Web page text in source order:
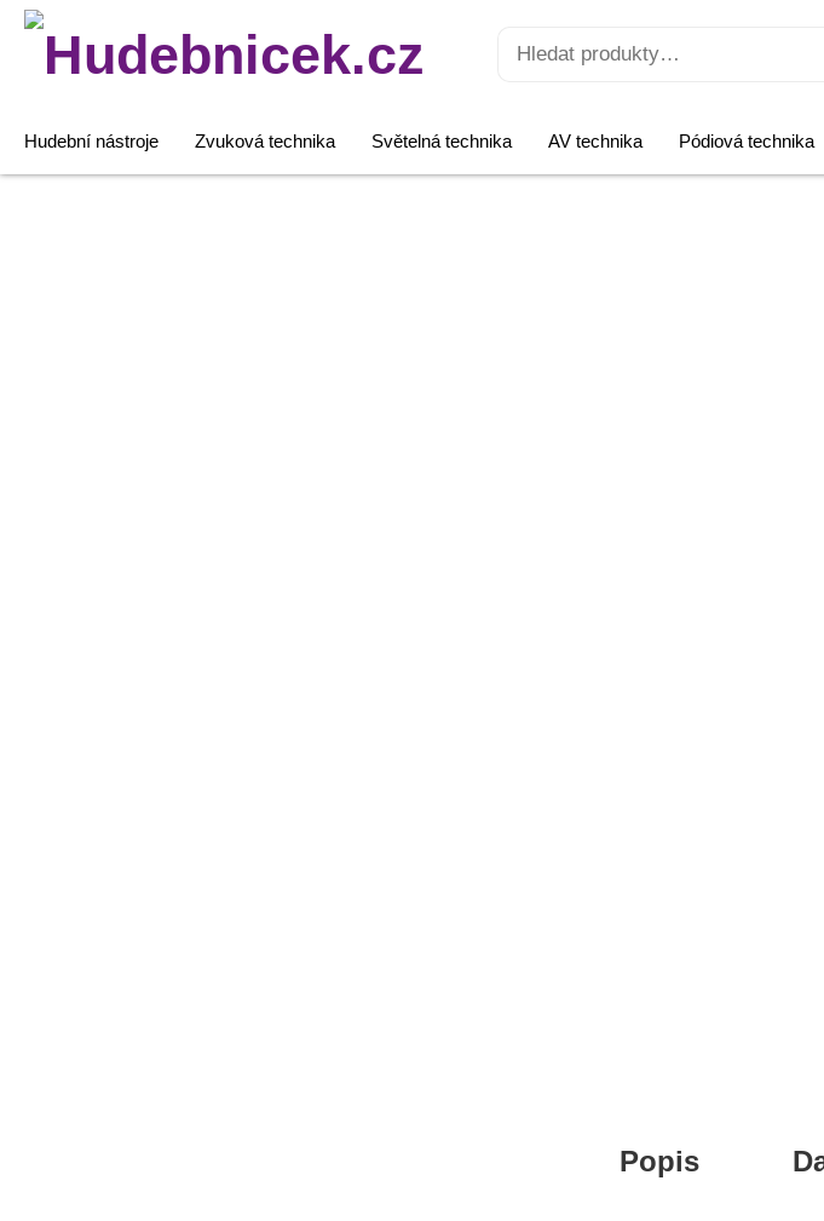
Hledat:
Hudební nástroje Zvuková technika Světelná technika AV technika Pódiová technika
Popis